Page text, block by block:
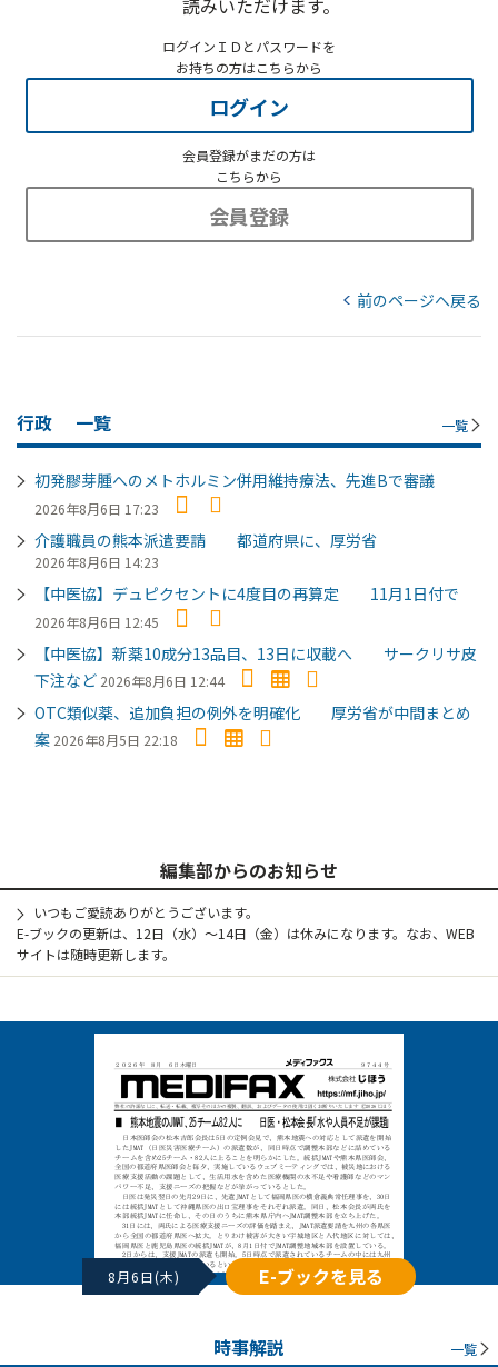
読みいただけます。
ログインＩＤとパスワードを
お持ちの方はこちらから
ログイン
会員登録がまだの方は
こちらから
会員登録
前のページへ戻る
行政 一覧 一覧
初発膠芽腫へのメトホルミン併用維持療法、先進Bで審議
2026年8月6日 17:23
介護職員の熊本派遣要請 都道府県に、厚労省
2026年8月6日 14:23
【中医協】デュピクセントに4度目の再算定 11月1日付で
2026年8月6日 12:45
【中医協】新薬10成分13品目、13日に収載へ サークリサ皮
下注など 2026年8月6日 12:44
OTC類似薬、追加負担の例外を明確化 厚労省が中間まとめ
案 2026年8月5日 22:18
編集部からのお知らせ
いつもご愛読ありがとうございます。
E-ブックの更新は、12日（水）～14日（金）は休みになります。なお、WEB
サイトは随時更新します。
8月6日(木) E-ブックを見る
時事解説 一覧